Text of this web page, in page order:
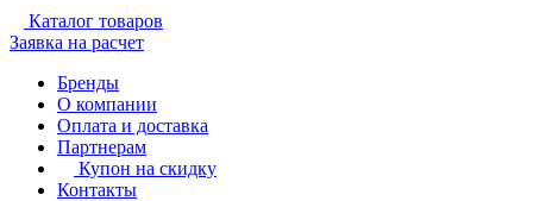
Каталог товаров
Заявка на расчет
Бренды
О компании
Оплата и доставка
Партнерам
Купон на скидку
Контакты